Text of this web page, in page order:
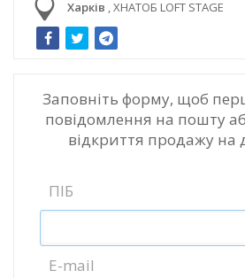
Харків ,ХНАТОБ LOFT STAGE
Заповніть форму, щоб
повідомлення на пошту
відкриття продажу на
ПІБ
E-mail